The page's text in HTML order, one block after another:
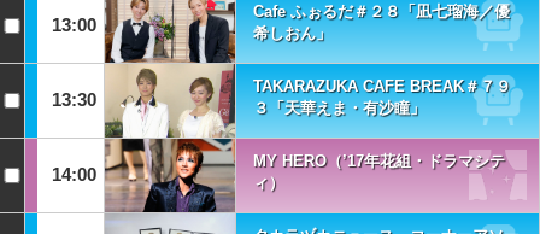
13:00
Cafe ふぉるだ＃２８「凪七瑠海／優
希しおん」
13:30
TAKARAZUKA CAFE BREAK＃７９
３「天華えま・有沙瞳」
14:00
MY HERO（’17年花組・ドラマシテ
ィ）